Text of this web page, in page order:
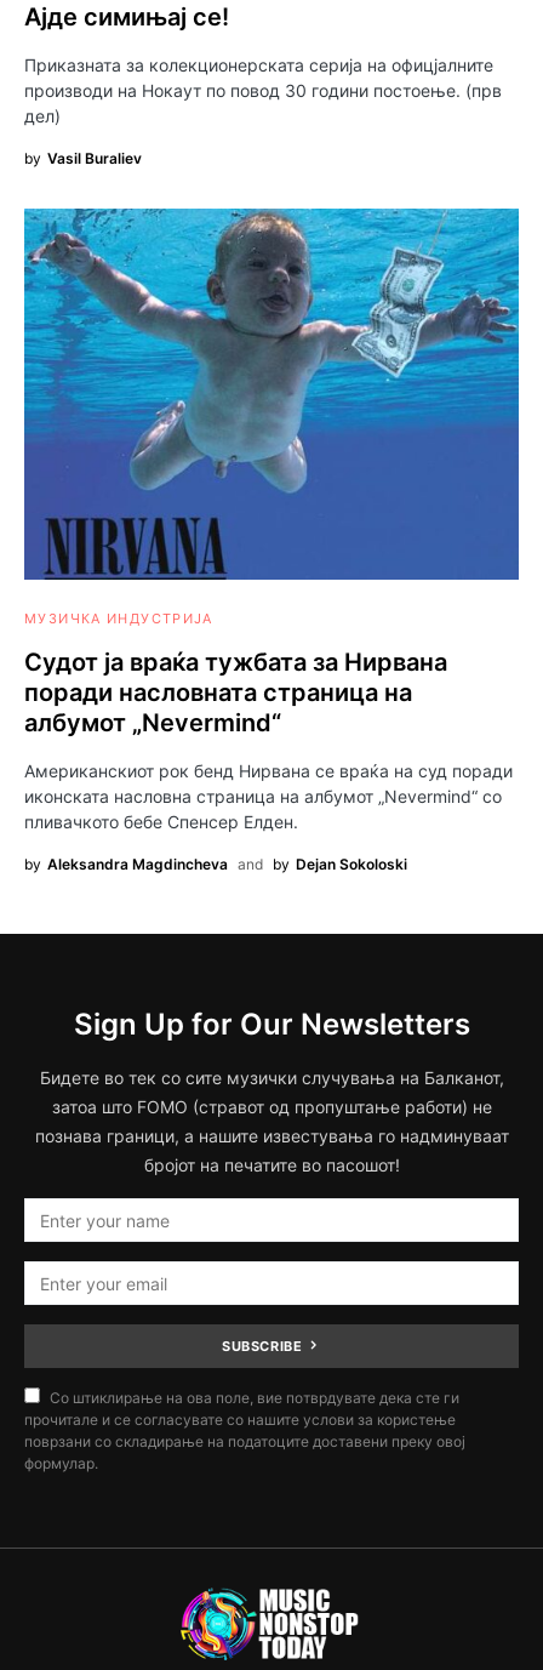
Ајде симињај се!
Приказната за колекционерската серија на офицјалните
производи на Нокаут по повод 30 години постоење. (прв
дел)
by Vasil Buraliev
МУЗИЧКА ИНДУСТРИЈА
Судот ја враќа тужбата за Нирвана
поради насловната страница на
албумот „Nevermind“
Американскиот рок бенд Нирвана се враќа на суд поради
иконската насловна страница на албумот „Nevermind“ со
пливачкото бебе Спенсер Елден.
by Aleksandra Magdincheva and by Dejan Sokoloski
Sign Up for Our Newsletters
Бидете во тек со сите музички случувања на Балканот,
затоа што FOMO (стравот од пропуштање работи) не
познава граници, а нашите известувања го надминуваат
бројот на печатите во пасошот!
SUBSCRIBE
Со штиклирање на ова поле, вие потврдувате дека сте ги
прочитале и се согласувате со нашите услови за користење
поврзани со складирање на податоците доставени преку овој
формулар.